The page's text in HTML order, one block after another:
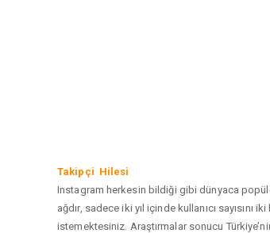
Takipçi Hilesi
Instagram herkesin bildiği gibi dünyaca
ağdır, sadece iki yıl içinde kullanıcı
istemektesiniz. Araştırmalar sonucu